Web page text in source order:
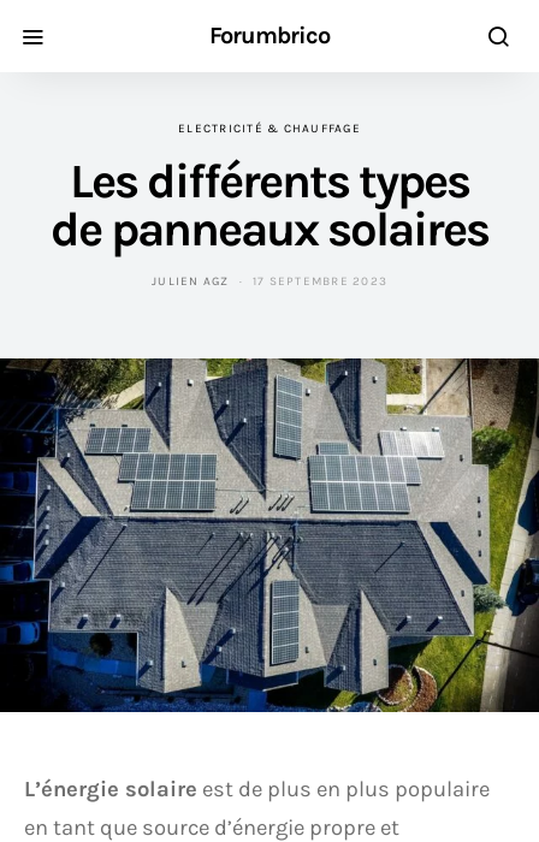
Forumbrico
ELECTRICITÉ & CHAUFFAGE
Les différents types
de panneaux solaires
JULIEN AGZ 17 SEPTEMBRE 2023
L’énergie solaire est de plus en plus populaire
en tant que source d’énergie propre et